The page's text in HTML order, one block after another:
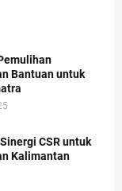
Bantuan untuk
CSR untuk
Kalimantan